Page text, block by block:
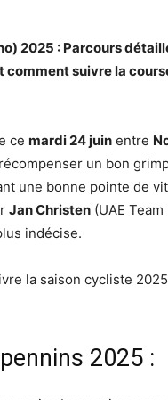
2025 : Parcours
suivre la
ce mardi 24 juin entre
un bon
une bonne pointe de
Jan Christen (UAE
indécise.
la saison cycliste
2025 :